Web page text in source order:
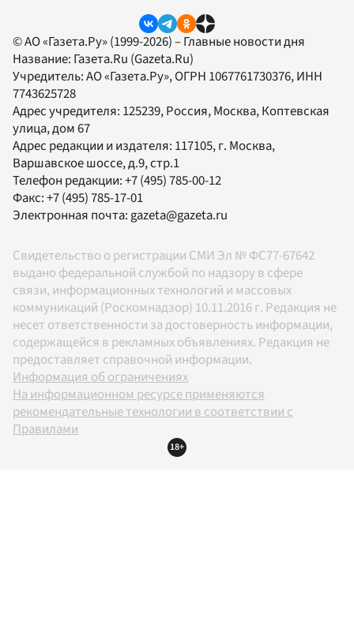
© АО «Газета.Ру» (1999-2026) – Главные новости дня
Название: Газета.Ru (Gazeta.Ru)
Учредитель:АО «Газета.Ру», ОГРН 1067761730376, ИНН
7743625728
Адрес учредителя: 125239, Россия, Москва, Коптевская
улица, дом 67
Адрес редакции и издателя: 117105, г. Москва,
Варшавское шоссе, д.9, стр.1
Телефон редакции:+7 (495) 785-00-12
Факс:+7 (495) 785-17-01
Электронная почта:gazeta@gazeta.ru
Свидетельство о регистрации СМИ Эл № ФС77-67642
выдано федеральной службой по надзору в сфере
связи, информационных технологий и массовых
коммуникаций (Роскомнадзор) 10.11.2016 г. Редакция не
несет ответственности за достоверность информации,
содержащейся в рекламных объявлениях. Редакция не
предоставляет справочной информации.
Информация об ограничениях
На информационном ресурсе применяются
рекомендательные технологии в соответствии с
Правилами
18+